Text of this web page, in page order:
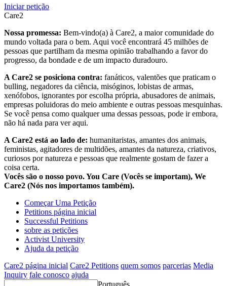
Iniciar petição
Care2
Nossa promessa: Bem-vindo(a) à Care2, a maior comunidade do
mundo voltada para o bem. Aqui você encontrará 45 milhões de
pessoas que partilham da mesma opinião trabalhando a favor do
progresso, da bondade e de um impacto duradouro.
A Care2 se posiciona contra: fanáticos, valentões que praticam o
bulling, negadores da ciência, misóginos, lobistas de armas,
xenófobos, ignorantes por escolha própria, abusadores de animais,
empresas poluidoras do meio ambiente e outras pessoas mesquinhas.
Se você pensa como qualquer uma dessas pessoas, pode ir embora,
não há nada para ver aqui.
A Care2 está ao lado de: humanitaristas, amantes dos animais,
feministas, agitadores de multidões, amantes da natureza, criativos,
curiosos por natureza e pessoas que realmente gostam de fazer a
coisa certa.
Vocês são o nosso povo. You Care (Vocês se importam), We
Care2 (Nós nos importamos também).
Começar Uma Petição
Petitions página inicial
Successful Petitions
sobre as petições
Activist University
Ajuda da petição
Care2 página inicial Care2 Petitions quem somos parcerias Media
Inquiry fale conosco ajuda